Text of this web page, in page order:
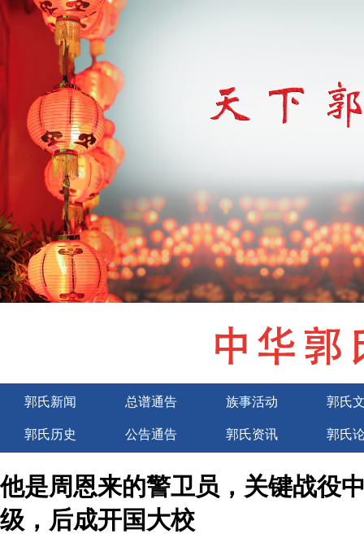
郭氏新闻 总谱通告 族事活动 郭氏
郭氏历史 公告通告 郭氏资讯 郭氏
他是周恩来的警卫员，关键战役
级，后成开国大校